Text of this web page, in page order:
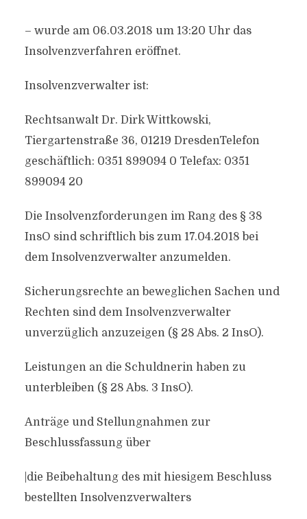
– wurde am 06.03.2018 um 13:20 Uhr das
Insolvenzverfahren eröffnet.
Insolvenzverwalter ist:
Rechtsanwalt Dr. Dirk Wittkowski,
Tiergartenstraße 36, 01219 DresdenTelefon
geschäftlich: 0351 899094 0 Telefax: 0351
899094 20
Die Insolvenzforderungen im Rang des § 38
InsO sind schriftlich bis zum 17.04.2018 bei
dem Insolvenzverwalter anzumelden.
Sicherungsrechte an beweglichen Sachen und
Rechten sind dem Insolvenzverwalter
unverzüglich anzuzeigen (§ 28 Abs. 2 InsO).
Leistungen an die Schuldnerin haben zu
unterbleiben (§ 28 Abs. 3 InsO).
Anträge und Stellungnahmen zur
Beschlussfassung über
|die Beibehaltung des mit hiesigem Beschluss
bestellten Insolvenzverwalters